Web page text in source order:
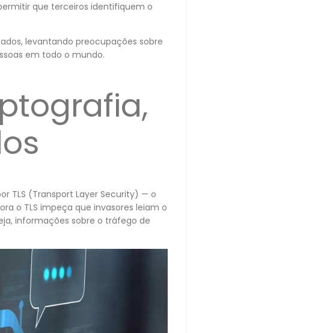
que terceiros identifiquem o
levantando preocupações sobre
em todo o mundo.
TLS (Transport Layer Security) — o
o TLS impeça que invasores leiam o
informações sobre o tráfego de